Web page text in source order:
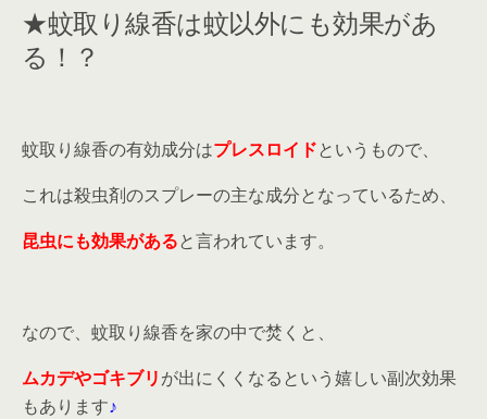
★蚊取り線香は蚊以外にも効果があ
る！？
蚊取り線香の有効成分はプレスロイドというもので、
これは殺虫剤のスプレーの主な成分となっているため、
昆虫にも効果があると言われています。
なので、蚊取り線香を家の中で焚くと、
ムカデやゴキブリが出にくくなるという嬉しい副次効果
もあります♪